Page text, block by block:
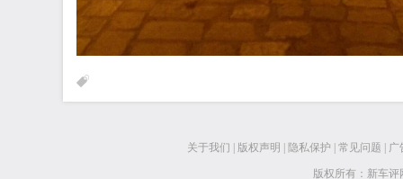
关于我们 版权声明 隐私保护 常见问题 广
版权所有：新车评